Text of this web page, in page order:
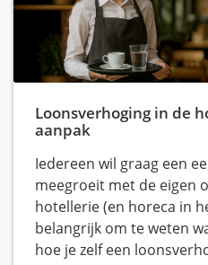
Loonsverhoging in de
aanpak
Iedereen wil graag een
meegroeit met de eigen
hotellerie (en horeca in
belangrijk om te weten
hoe je zelf een